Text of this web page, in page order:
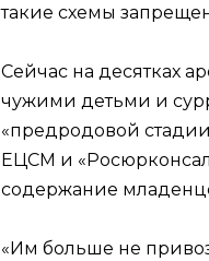
такие схемы
Сейчас на десятках
чужими детьми и
«предродовой
ЕЦСМ и
содержание
«Им больше не